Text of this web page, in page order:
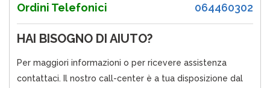
Ordini Telefonici 064460302
HAI BISOGNO DI AIUTO?
Per maggiori informazioni o per ricevere assistenza
contattaci. Il nostro call-center è a tua disposizione dal